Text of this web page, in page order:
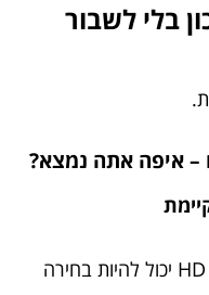
בלי לשבור
אם כבר יש נקודות מוכנות, אנלוגי HD יכול להיות בחירה